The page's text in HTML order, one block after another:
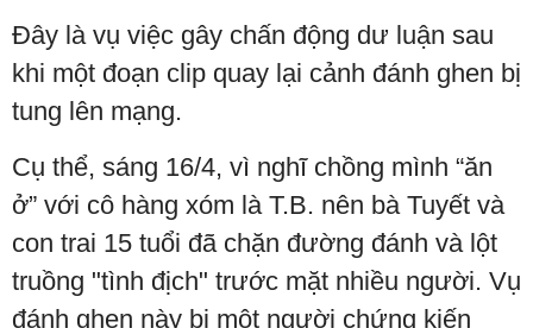
Đây là vụ việc gây chấn động dư luận sau
khi một đoạn clip quay lại cảnh đánh ghen bị
tung lên mạng.
Cụ thể, sáng 16/4, vì nghĩ chồng mình “ăn
ở” với cô hàng xóm là T.B. nên bà Tuyết và
con trai 15 tuổi đã chặn đường đánh và lột
truồng "tình địch" trước mặt nhiều người. Vụ
đánh ghen này bị một người chứng kiến